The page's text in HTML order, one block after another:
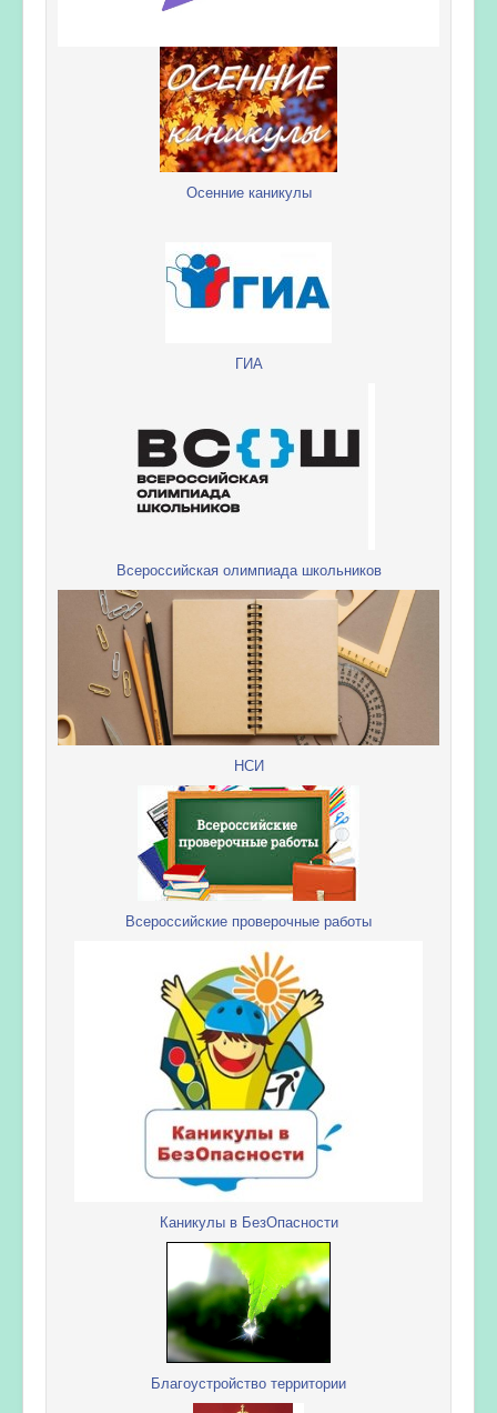
Осенние каникулы
ГИА
Всероссийская олимпиада школьников
НСИ
Всероссийские проверочные работы
Каникулы в БезОпасности
Благоустройство территории